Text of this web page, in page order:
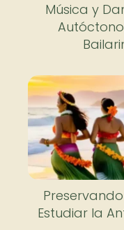
Música y
Estudiar la